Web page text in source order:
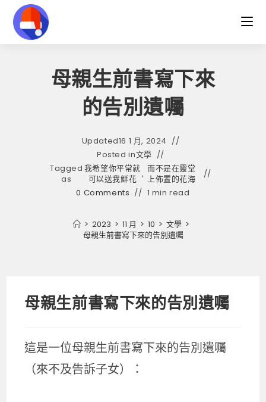
content
母親生前書寫下來
的告別遺囑
Updated16 1 月, 2024
Posted in文學
Tagged
as
我希望你平常就
可以送我鮮花 , 而不是在靈堂
上佈置的花海
0 Comments
1 min read
> 2023 > 11 月 > 10 > 文學 >
母親生前書寫下來的告別遺囑
母親生前書寫下來的告別遺囑
這是一位母親生前書寫下來的告別遺囑
（來不及告訴子女）：